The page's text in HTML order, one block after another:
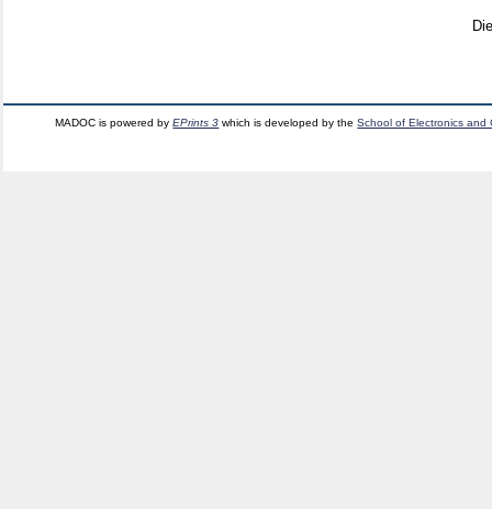
MADOC is powered byEPrints 3 which is developed by theSchool of Electronics and